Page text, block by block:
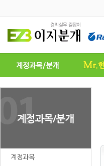
계정과목